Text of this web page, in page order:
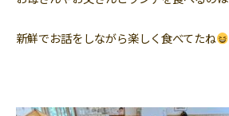
新鮮でお話をしながら楽しく食べてたね